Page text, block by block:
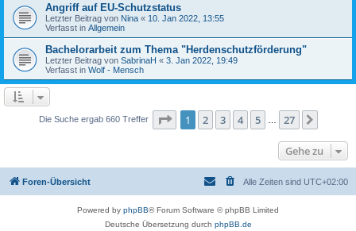
Angriff auf EU-Schutzstatus
Letzter Beitrag von Nina « 10. Jan 2022, 13:55
Verfasst in Allgemein
Bachelorarbeit zum Thema "Herdenschutzförderung"
Letzter Beitrag von SabrinaH « 3. Jan 2022, 19:49
Verfasst in Wolf - Mensch
Die Suche ergab 660 Treffer Seite 1von 27
1 2 3 4 5 27
Gehe zu
Foren-Übersicht Alle Zeiten sind UTC+02:00
Powered by phpBB® Forum Software © phpBB Limited
Deutsche Übersetzung durch phpBB.de